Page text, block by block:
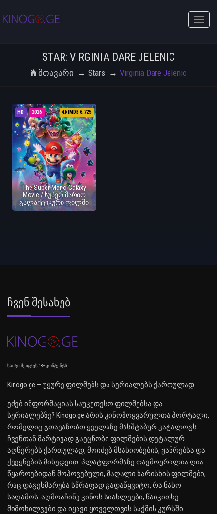
Toggle
STAR: VIRGINIA DARE JELENIC
Მთავარი Stars Virginia Dare Jelenic
HD 2026 IMDB 6.725
The Super Mario Galaxy
Movie / სუპერ მარიო
გალაქტიკური ფილმი
Ჩვენ Შესახებ
საიტი შეიცავს 18+ კონტენტს
Kinogo.ge — უყურე ფილმებს და სერიალებს ქართულად.
ეძებ ინფორმაციას საუკეთესო ფილმებსა და
სერიალებზე? Kinogo.ge არის კინომოყვარულთა პორტალი,
რომელიც გთავაზობთ ყველაზე მასშტაბურ კატალოგს.
ჩვენთან მარტივად გაეცნობი ფილმების დეტალურ
აღწერებს ქართულად, მოიძებ მსახიობების, ჟანრებსა და
ქვეყნების მიხედვით. პლატფორმაზე თავმოყრილია ღია
წყაროებიდან მოპოვებული, მაღალი ხარისხის ფილმები,
რაც დაგეხმარება სწრაფად გადაწყვიტო, რა ნახო
საღამოს. აღმოაჩინე კინოს სიახლეები, წაიკითხე
მიმოხილვები და იყავი ყოველთვის საქმის კურსში